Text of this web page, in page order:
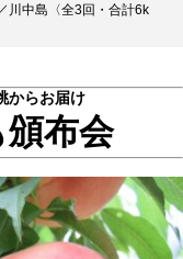
川中島〈全3回・合計6k
からお届け
布会